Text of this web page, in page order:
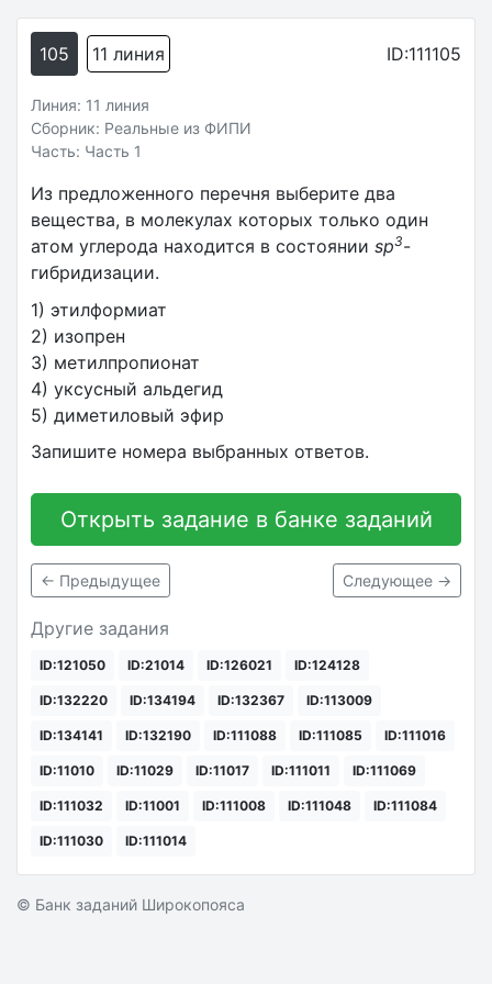
105 11 линия ID:111105
Линия: 11 линия
Сборник: Реальные из ФИПИ
Часть: Часть 1
Из предложенного перечня выберите два
вещества, в молекулах которых только один
атом углерода находится в состоянии sp3-
гибридизации.
1) этилформиат
2) изопрен
3) метилпропионат
4) уксусный альдегид
5) диметиловый эфир
Запишите номера выбранных ответов.
Открыть задание в банке заданий
← Предыдущее Следующее →
Другие задания
ID:121050 ID:21014 ID:126021 ID:124128
ID:132220 ID:134194 ID:132367 ID:113009
ID:134141 ID:132190 ID:111088 ID:111085 ID:111016
ID:11010 ID:11029 ID:11017 ID:111011 ID:111069
ID:111032 ID:11001 ID:111008 ID:111048 ID:111084
ID:111030 ID:111014
© Банк заданий Широкопояса